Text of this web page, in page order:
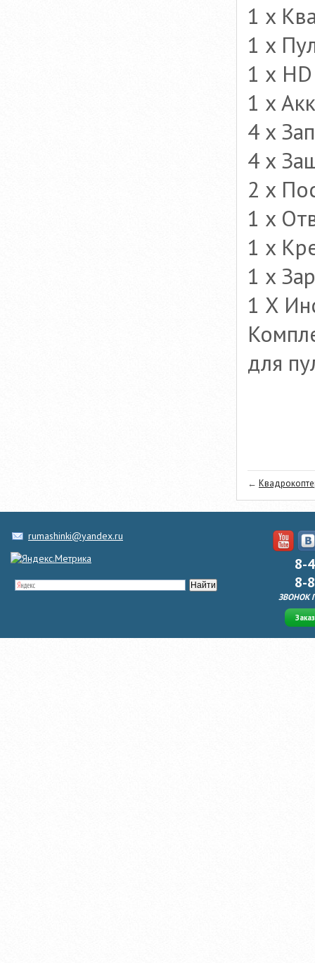
1 x
1 x
1 х
1 x
4 x
4 x
2 x
1 x
1 x
1 x
1 X
для
←
rumashinki@yandex.ru
8-
8-
ЗВОНОК